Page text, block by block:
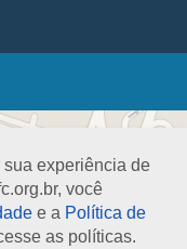
experiência de
você
e a Política de
as políticas.